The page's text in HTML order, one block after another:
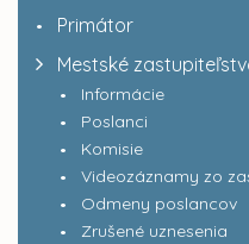
Primátor
Mestské
Informácie
Poslanci
Komisie
Videozáznamy zo
Odmeny poslancov
Zrušené uznesenia